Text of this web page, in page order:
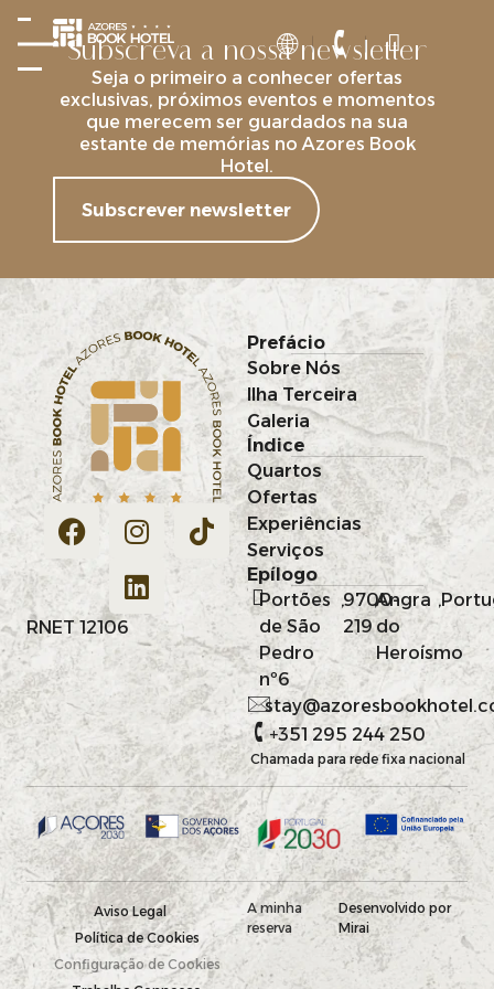
Subscreva a nossa newsletter
Seja o primeiro a conhecer ofertas
exclusivas, próximos eventos e momentos
que merecem ser guardados na sua
estante de memórias no Azores Book
Hotel.
Subscrever newsletter
RNET 12106
Prefácio
Sobre Nós
Ilha Terceira
Galeria
Índice
Quartos
Ofertas
Experiências
Serviços
Epílogo
Portões
de São
Pedro
nº6
,9700-
219
,Angra
do
Heroísmo
,
+351 295 244 250
Chamada para rede fixa nacional
Aviso Legal
Política de Cookies
Configuração de Cookies
A minha
reserva
Desenvolvido por
Mirai